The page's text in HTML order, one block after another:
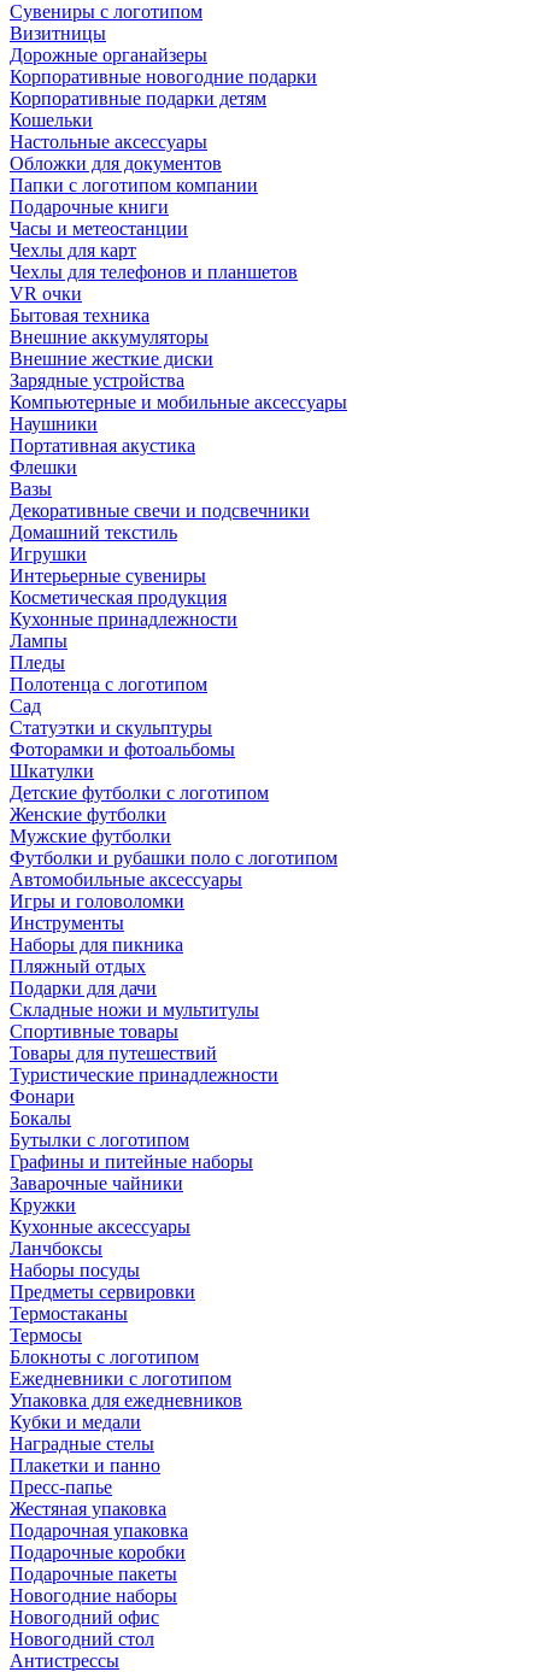
Сувениры с логотипом
Визитницы
Дорожные органайзеры
Корпоративные новогодние подарки
Корпоративные подарки детям
Кошельки
Настольные аксессуары
Обложки для документов
Папки с логотипом компании
Подарочные книги
Часы и метеостанции
Чехлы для карт
Чехлы для телефонов и планшетов
VR очки
Бытовая техника
Внешние аккумуляторы
Внешние жесткие диски
Зарядные устройства
Компьютерные и мобильные аксессуары
Наушники
Портативная акустика
Флешки
Вазы
Декоративные свечи и подсвечники
Домашний текстиль
Игрушки
Интерьерные сувениры
Косметическая продукция
Кухонные принадлежности
Лампы
Пледы
Полотенца с логотипом
Сад
Статуэтки и скульптуры
Фоторамки и фотоальбомы
Шкатулки
Детские футболки с логотипом
Женские футболки
Мужские футболки
Футболки и рубашки поло с логотипом
Автомобильные аксессуары
Игры и головоломки
Инструменты
Наборы для пикника
Пляжный отдых
Подарки для дачи
Складные ножи и мультитулы
Спортивные товары
Товары для путешествий
Туристические принадлежности
Фонари
Бокалы
Бутылки с логотипом
Графины и питейные наборы
Заварочные чайники
Кружки
Кухонные аксессуары
Ланчбоксы
Наборы посуды
Предметы сервировки
Термостаканы
Термосы
Блокноты с логотипом
Ежедневники с логотипом
Упаковка для ежедневников
Кубки и медали
Наградные стелы
Плакетки и панно
Пресс-папье
Жестяная упаковка
Подарочная упаковка
Подарочные коробки
Подарочные пакеты
Новогодние наборы
Новогодний офис
Новогодний стол
Антистрессы